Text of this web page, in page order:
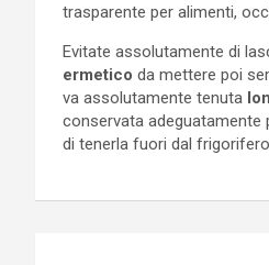
trasparente per alimenti,
Evitate assolutamente di
ermetico da mettere poi
va assolutamente tenuta
conservata adeguatamente
di tenerla fuori dal